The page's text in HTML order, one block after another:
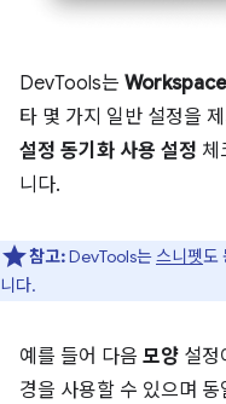
DevTools는 Workspace
타 몇 가지 일반 설정을
설정 동기화 사용 설정 체
니다.
참고:DevTools는스니펫도
니다.
예를 들어 다음 모양 설정
경을 사용할 수 있으며